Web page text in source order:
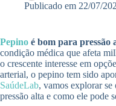
Publicado em 22/07/
Pepino é bom para pressão
condição médica que afeta
o crescente interesse em
arterial, o pepino tem sido
SaúdeLab, vamos explorar se
pressão alta e como ele pode